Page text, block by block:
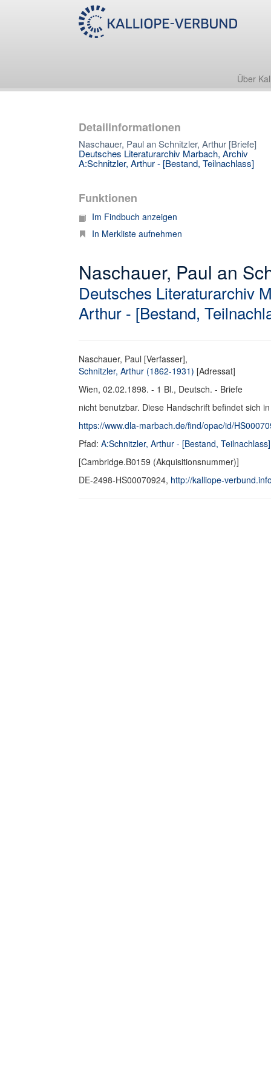
Über
Detailinformationen
Naschauer, Paul an Schnitzler, Arthur [Briefe]
Deutsches Literaturarchiv Marbach, Archiv
A:Schnitzler, Arthur - [Bestand, Teilnachlass]
Funktionen
Im Findbuch anzeigen
In Merkliste aufnehmen
Naschauer, Paul an
Deutsches Literaturarchiv
Arthur - [Bestand,
Naschauer, Paul [Verfasser],
Schnitzler, Arthur (1862-1931) [Adressat]
Wien, 02.02.1898. - 1 Bl., Deutsch. - Briefe
nicht benutzbar. Diese Handschrift befindet sich
https://www.dla-marbach.de/find/opac/id/
Pfad: A:Schnitzler, Arthur - [Bestand, Teilnachlass]
[Cambridge.B0159 (Akquisitionsnummer)]
DE-2498-HS00070924, http://kalliope-